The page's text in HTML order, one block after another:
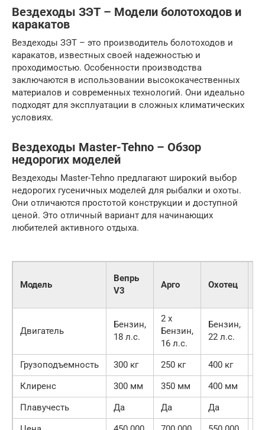
Вездеходы ЗЭТ – Модели болотоходов и
каракатов
Вездеходы ЗЭТ – это производитель болотоходов и
каракатов, известных своей надежностью и
проходимостью. Особенности производства
заключаются в использовании высококачественных
материалов и современных технологий. Они идеально
подходят для эксплуатации в сложных климатических
условиях.
Вездеходы Master-Tehno – Обзор
недорогих моделей
Вездеходы Master-Tehno предлагают широкий выбор
недорогих гусеничных моделей для рыбалки и охоты.
Они отличаются простотой конструкции и доступной
ценой. Это отличный вариант для начинающих
любителей активного отдыха.
Модель
Вепрь
V3
Арго Охотец
Двигатель
Бензин,
18 л.с.
2 x
Бензин,
16 л.с.
Бензин,
22 л.с.
Грузоподъемность 300 кг 250 кг 400 кг
Клиренс
300 мм 350 мм 400 мм
Плавучесть
Да Да Да